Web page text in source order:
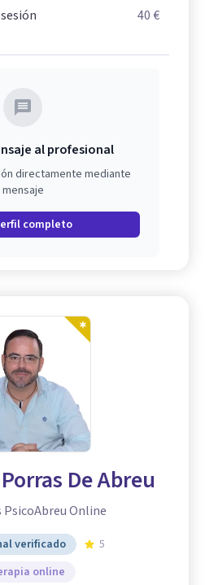
40 €
al profesional
directamente mediante
mensaje
completo
De Abreu
Online
verificado
5
online